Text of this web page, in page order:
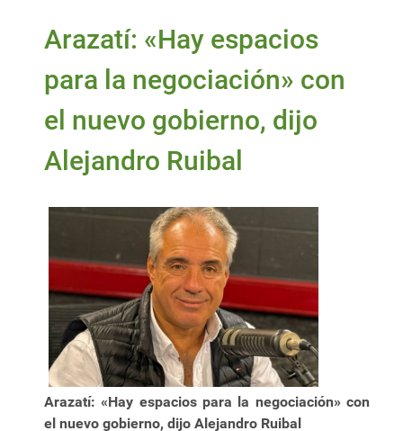
Arazatí: «Hay espacios
para la negociación» con
el nuevo gobierno, dijo
Alejandro Ruibal
Arazatí: «Hay espacios para la negociación» con
el nuevo gobierno, dijo Alejandro Ruibal